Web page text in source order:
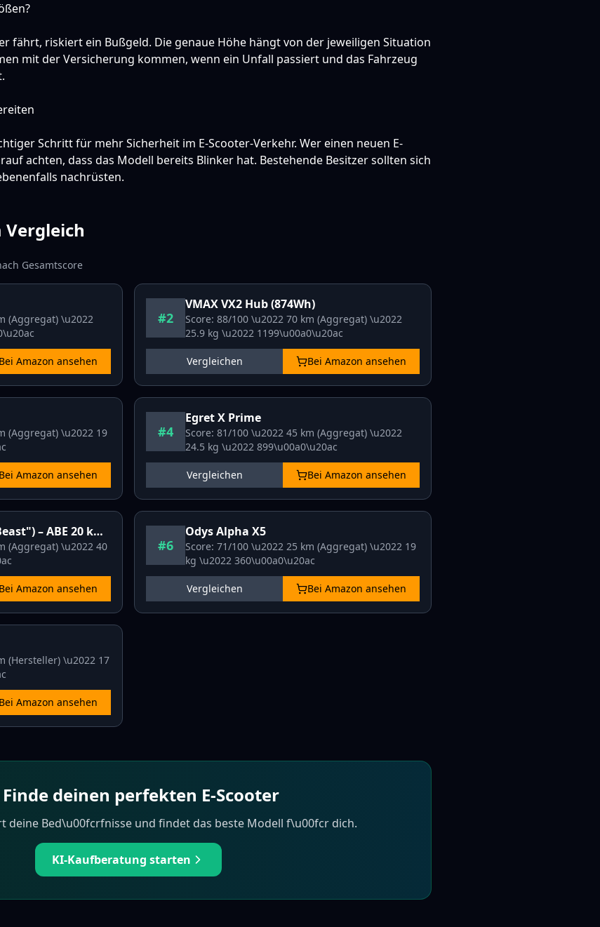
fährt, riskiert ein Bußgeld. Die genaue Höhe hängt von der jeweiligen Situation
mit der Versicherung kommen, wenn ein Unfall passiert und das Fahrzeug
Schritt für mehr Sicherheit im E-Scooter-Verkehr. Wer einen neuen E-
achten, dass das Modell bereits Blinker hat. Bestehende Besitzer sollten sich
nachrüsten.
Vergleich
Gesamtscore
(Aggregat) \u2022
Bei Amazon ansehen
#2
VMAXVX2 Hub (874Wh)
Score: 88/100 \u2022 70 km (Aggregat) \u2022
25.9 kg \u2022 1199\u00a0\u20ac
Vergleichen Bei Amazon ansehen
(Aggregat) \u2022 19
Bei Amazon ansehen
#4
EgretX Prime
Score: 81/100 \u2022 45 km (Aggregat) \u2022
24.5 kg \u2022 899\u00a0\u20ac
Vergleichen Bei Amazon ansehen
– ABE 20 km/h
(Aggregat) \u2022 40
Bei Amazon ansehen
#6
OdysAlpha X5
Score: 71/100 \u2022 25 km (Aggregat) \u2022 19
kg \u2022 360\u00a0\u20ac
Vergleichen Bei Amazon ansehen
(Hersteller) \u2022 17
Bei Amazon ansehen
deinen perfekten E-Scooter
deine Bed\u00fcrfnisse und findet das beste Modell f\u00fcr dich.
KI-Kaufberatung starten